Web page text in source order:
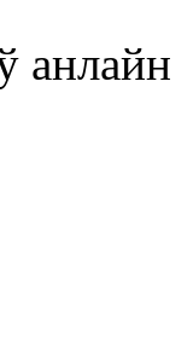
анлайн